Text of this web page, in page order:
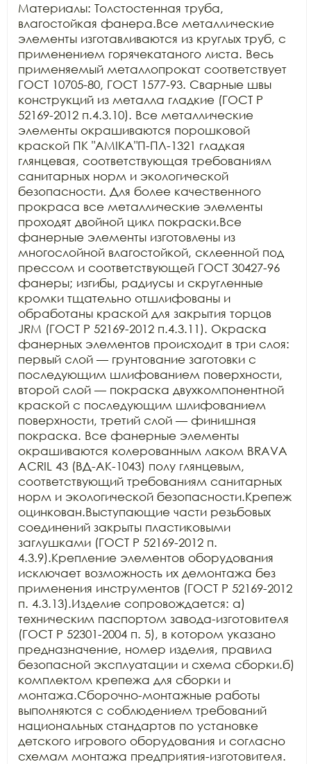
Материалы: Толстостенная труба,
влагостойкая фанера.Все металлические
элементы изготавливаются из круглых труб, с
применением горячекатаного листа. Весь
применяемый металлопрокат соответствует
ГОСТ 10705-80, ГОСТ 1577-93. Сварные швы
конструкций из металла гладкие (ГОСТ Р
52169-2012 п.4.3.10). Все металлические
элементы окрашиваются порошковой
краской ПК "АМIKA"П-ПЛ-1321 гладкая
глянцевая, соответствующая требованиям
санитарных норм и экологической
безопасности. Для более качественного
прокраса все металлические элементы
проходят двойной цикл покраски.Все
фанерные элементы изготовлены из
многослойной влагостойкой, склеенной под
прессом и соответствующей ГОСТ 30427-96
фанеры; изгибы, радиусы и скругленные
кромки тщательно отшлифованы и
обработаны краской для закрытия торцов
JRM (ГОСТ Р 52169-2012 п.4.3.11). Окраска
фанерных элементов происходит в три слоя:
первый слой — грунтование заготовки с
последующим шлифованием поверхности,
второй слой — покраска двухкомпонентной
краской с последующим шлифованием
поверхности, третий слой — финишная
покраска. Все фанерные элементы
окрашиваются колерованным лаком BRAVA
ACRIL 43 (ВД-АК-1043) полу глянцевым,
соответствующий требованиям санитарных
норм и экологической безопасности.Крепеж
оцинкован.Выступающие части резьбовых
соединений закрыты пластиковыми
заглушками (ГОСТ Р 52169-2012 п.
4.3.9).Крепление элементов оборудования
исключает возможность их демонтажа без
применения инструментов (ГОСТ Р 52169-2012
п. 4.3.13).Изделие сопровождается: а)
техническим паспортом завода-изготовителя
(ГОСТ Р 52301-2004 п. 5), в котором указано
предназначение, номер изделия, правила
безопасной эксплуатации и схема сборки.б)
комплектом крепежа для сборки и
монтажа.Сборочно-монтажные работы
выполняются с соблюдением требований
национальных стандартов по установке
детского игрового оборудования и согласно
схемам монтажа предприятия-изготовителя.